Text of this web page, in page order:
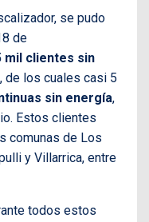
se pudo
de
mil clientes sin
de los cuales casi 5
sin energía,
Estos clientes
comunas de Los
y Villarrica, entre
todos estos